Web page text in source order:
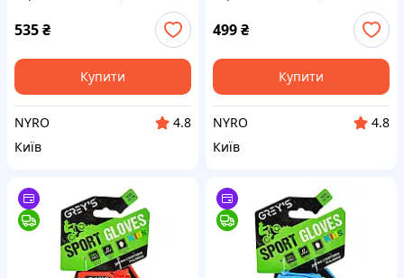
чорно-жовті М GR18342 cx.
535₴
Купити
NYRO
4.8
Київ
чорно-сірі М GR18352 cx.
499₴
Купити
NYRO
4.8
Київ